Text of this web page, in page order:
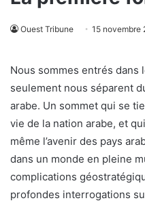
Ouest Tribune 15 novembre
Nous sommes entrés dans
seulement nous séparent
arabe. Un sommet qui se
vie de la nation arabe, et
même l’avenir des pays
dans un monde en pleine
complications
profondes interrogations